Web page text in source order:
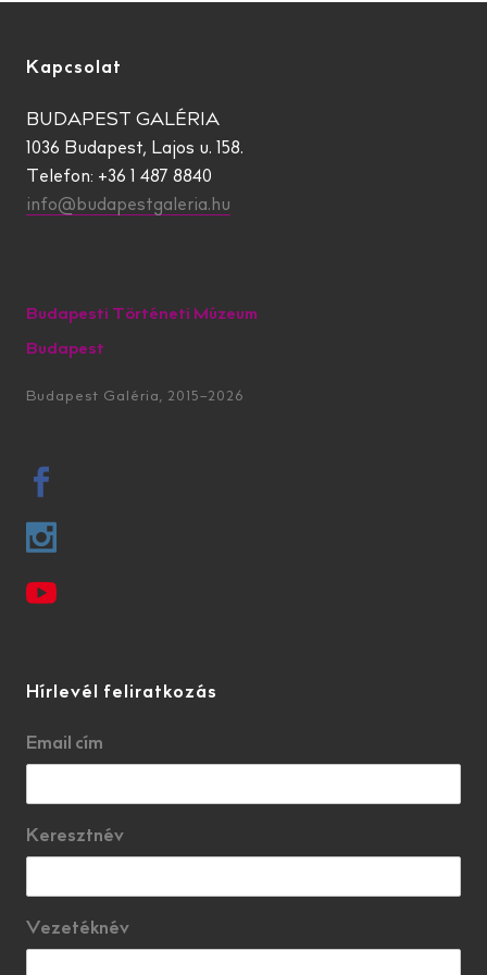
Kapcsolat
BUDAPEST GALÉRIA
1036 Budapest, Lajos u. 158.
Telefon: +36 1 487 8840
info@budapestgaleria.hu
Budapesti Történeti Múzeum
Budapest
Budapest Galéria, 2015–2026
Hírlevél feliratkozás
Email cím
Keresztnév
Vezetéknév